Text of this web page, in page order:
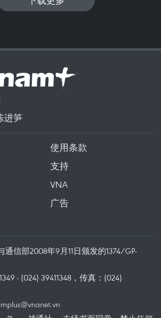
进笋
使用条款
支持
VNA
广告
信部2008年9月11日颁发的1374/GP-
- (024) 39411348，传真：(024)